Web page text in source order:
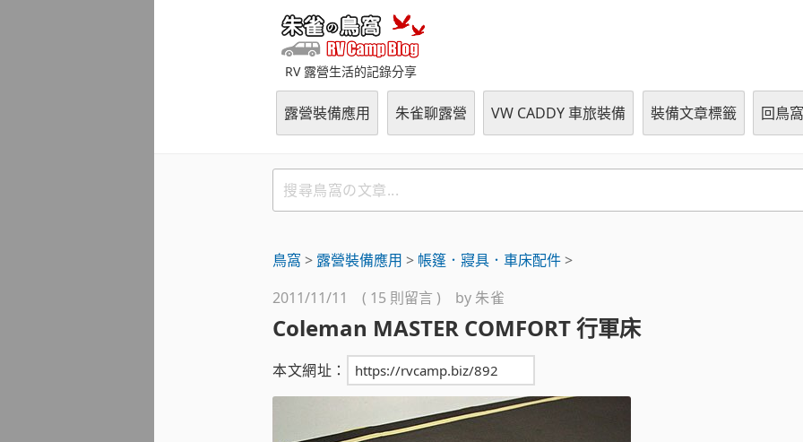
RV 露營生活的記錄分享
露營裝備應用 朱雀聊露營 VW CADDY 車旅裝備 裝備文章標籤 回鳥
搜
尋
の
章
鳥窩 > 露營裝備應用 > 帳篷．寢具．車床配件>
2011/11/11 ( 15 則留言 ) by 朱雀
Coleman MASTER COMFORT 行軍床
本文網址：